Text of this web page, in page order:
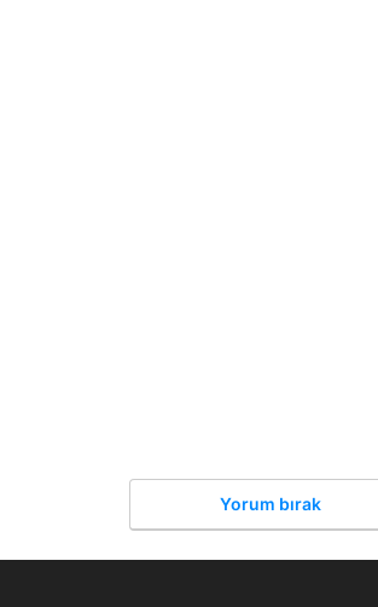
Yorum bırak